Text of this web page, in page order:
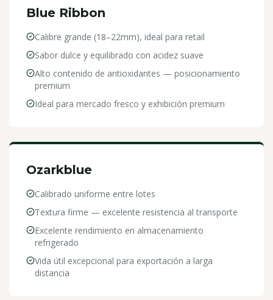
Blue Ribbon
Calibre grande (18–22mm), ideal para retail
Sabor dulce y equilibrado con acidez suave
Alto contenido de antioxidantes — posicionamiento
premium
Ideal para mercado fresco y exhibición premium
Ozarkblue
Calibrado uniforme entre lotes
Textura firme — excelente resistencia al transporte
Excelente rendimiento en almacenamiento
refrigerado
Vida útil excepcional para exportación a larga
distancia